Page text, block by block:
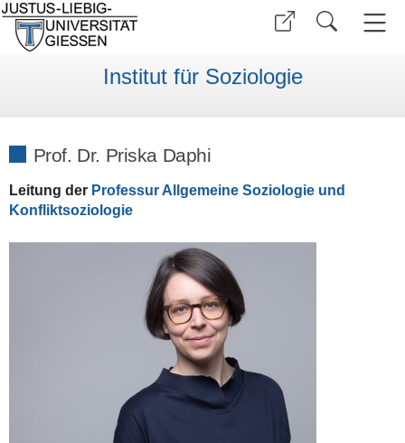
Institut für Soziologie
Prof. Dr. Priska Daphi
Leitung der Professur Allgemeine Soziologie und
Konfliktsoziologie